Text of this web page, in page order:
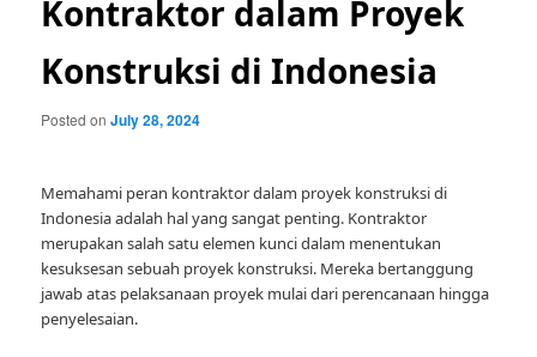
Kontraktor dalam Proyek
Konstruksi di Indonesia
Posted onJuly 28, 2024
Memahami peran kontraktor dalam proyek konstruksi di
Indonesia adalah hal yang sangat penting. Kontraktor
merupakan salah satu elemen kunci dalam menentukan
kesuksesan sebuah proyek konstruksi. Mereka bertanggung
jawab atas pelaksanaan proyek mulai dari perencanaan hingga
penyelesaian.